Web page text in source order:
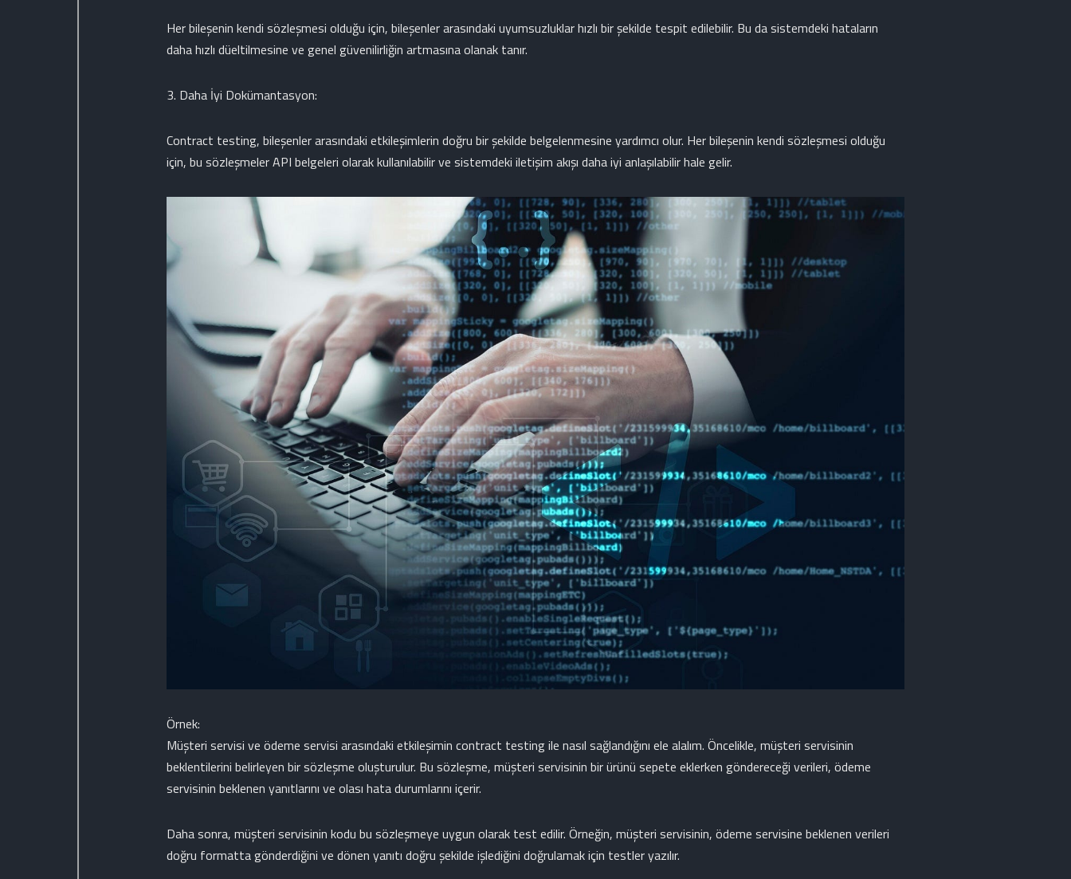
Her bileşenin kendi sözleşmesi olduğu için, bileşenler arasındaki uyumsuzluklar hızlı bir şekilde tespit edilebilir. Bu da sistemdeki hataların
daha hızlı düeltilmesine ve genel güvenilirliğin artmasına olanak tanır.
3. Daha İyi Dokümantasyon:
Contract testing, bileşenler arasındaki etkileşimlerin doğru bir şekilde belgelenmesine yardımcı olur. Her bileşenin kendi sözleşmesi olduğu
için, bu sözleşmeler API belgeleri olarak kullanılabilir ve sistemdeki iletişim akışı daha iyi anlaşılabilir hale gelir.
Örnek:
Müşteri servisi ve ödeme servisi arasındaki etkileşimin contract testing ile nasıl sağlandığını ele alalım. Öncelikle, müşteri servisinin
beklentilerini belirleyen bir sözleşme oluşturulur. Bu sözleşme, müşteri servisinin bir ürünü sepete eklerken göndereceği verileri, ödeme
servisinin beklenen yanıtlarını ve olası hata durumlarını içerir.
Daha sonra, müşteri servisinin kodu bu sözleşmeye uygun olarak test edilir. Örneğin, müşteri servisinin, ödeme servisine beklenen verileri
doğru formatta gönderdiğini ve dönen yanıtı doğru şekilde işlediğini doğrulamak için testler yazılır.